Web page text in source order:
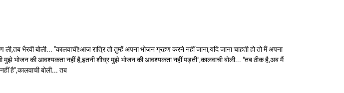
भैरवी बोली... "कालवाची!आज रात्रि तो तुम्हें अपना भोजन ग्रहण करने नहीं जाना,यदि जाना चाहती हो तो मैं अपना
मुझे भोजन की आवश्यकता नहीं है,इतनी शीघ्र मुझे भोजन की आवश्यकता नहीं पड़ती",कालवाची बोली... "तब ठीक है,अब मैं
है",कालवाची बोली... तब